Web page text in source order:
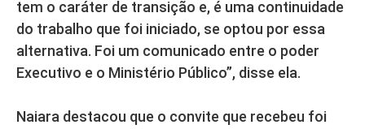
tem o caráter de transição e, é uma continuidade
do trabalho que foi iniciado, se optou por essa
alternativa. Foi um comunicado entre o poder
Executivo e o Ministério Público”, disse ela.
Naiara destacou que o convite que recebeu foi